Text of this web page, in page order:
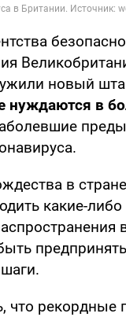
новый
нуждаются в
в
какие-
что рекордные